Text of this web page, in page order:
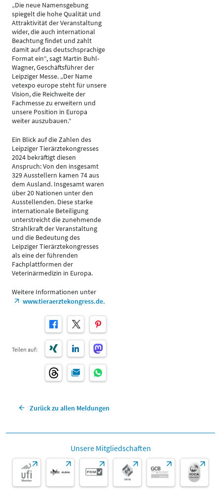
„Die neue Namensgebung
spiegelt die hohe Qualität und
Attraktivität der Veranstaltung
wider, die auch international
Beachtung findet und zahlt
damit auf das deutschsprachige
Format ein“, sagt Martin Buhl-
Wagner, Geschäftsführer der
Leipziger Messe. „Der Name
vetexpo europe steht für unsere
Vision, die Reichweite der
Fachmesse zu erweitern und
unsere Position in Europa
weiter auszubauen.“
Ein Blick auf die Zahlen des
Leipziger Tierärztekongresses
2024 bekräftigt diesen
Anspruch: Von den insgesamt
329 Ausstellern kamen 74 aus
dem Ausland. Insgesamt waren
über 20 Nationen unter den
Ausstellenden. Diese starke
internationale Beteiligung
unterstreicht die zunehmende
Strahlkraft der Veranstaltung
und die Bedeutung des
Leipziger Tierärztekongresses
als eine der führenden
Fachplattformen der
Veterinärmedizin in Europa.
Weitere Informationen unter
www.tieraerztekongress.de.
Teilen auf:
Zurück zu allen Meldungen
Unsere Mitgliedschaften